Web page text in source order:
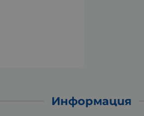
Информация